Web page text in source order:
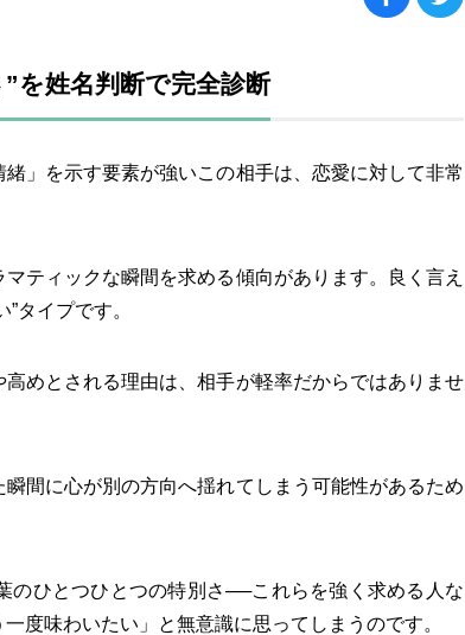
を姓名判断で完全診断
」を示す要素が強いこの相手は、恋愛に対して非常
ティックな瞬間を求める傾向があります。良く言え
タイプです。
めとされる理由は、相手が軽率だからではありませ
間に心が別の方向へ揺れてしまう可能性があるため
のひとつひとつの特別さ──これらを強く求める人な
度味わいたい」と無意識に思ってしまうのです。